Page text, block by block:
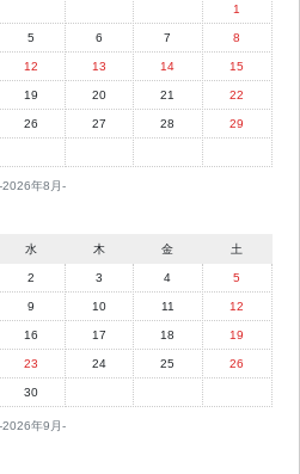
2026年8月
1
5 6 7 8
12 13 14 15
19 20 21 22
26 27 28 29
2026年9月
水 木 金 土
2 3 4 5
9 10 11 12
16 17 18 19
23 24 25 26
30